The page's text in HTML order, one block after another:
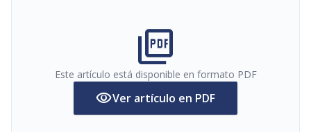
picture_as_pdf
Este artículo está disponible en formato PDF
visibilityVer artículo en PDF